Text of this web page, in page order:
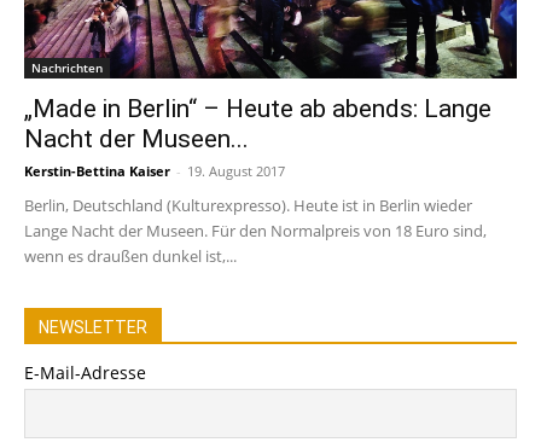
Nachrichten
„Made in Berlin“ – Heute ab abends: Lange
Nacht der Museen...
Kerstin-Bettina Kaiser - 19. August 2017
Berlin, Deutschland (Kulturexpresso). Heute ist in Berlin wieder
Lange Nacht der Museen. Für den Normalpreis von 18 Euro sind,
wenn es draußen dunkel ist,...
NEWSLETTER
E-Mail-Adresse